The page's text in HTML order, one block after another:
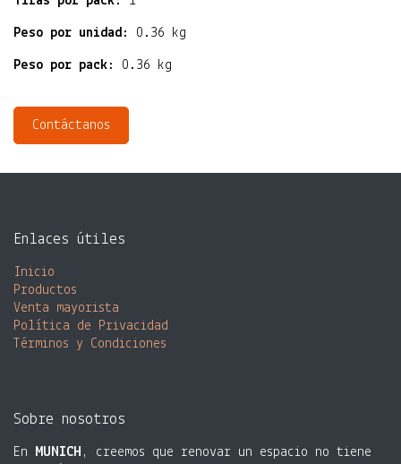
Peso por unidad: 0.36 kg
Peso por pack: 0.36 kg
Contáctanos
Enlaces útiles
Inicio
Productos
Venta mayorista​
Política de Privacidad
Términos y Condiciones
Sobre nosotros
En MUNICH , creemos que renovar un espacio no tiene